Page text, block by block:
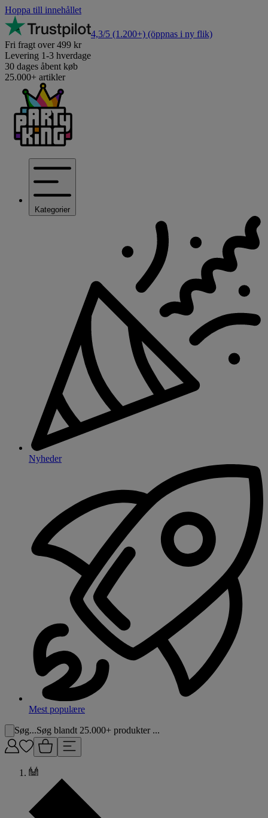
Hoppa till innehållet
4,3/5 (1.200+) (öppnas i ny flik)
Fri fragt over 499 kr
Levering 1-3 hverdage
30 dages åbent køb
25.000+ artikler
Kategorier
Nyheder
Mest populære
Søg...Søg blandt 25.000+ produkter ...